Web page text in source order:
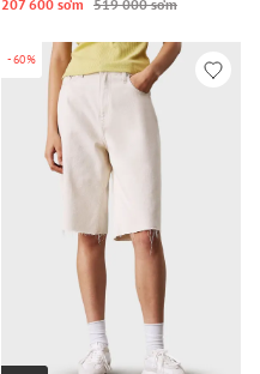
207 600 so‘m 519 000 so‘m
-60%